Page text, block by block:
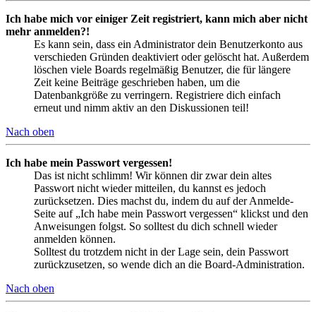
Ich habe mich vor einiger Zeit registriert, kann mich aber nicht
mehr anmelden?!
Es kann sein, dass ein Administrator dein Benutzerkonto aus
verschieden Gründen deaktiviert oder gelöscht hat. Außerdem
löschen viele Boards regelmäßig Benutzer, die für längere
Zeit keine Beiträge geschrieben haben, um die
Datenbankgröße zu verringern. Registriere dich einfach
erneut und nimm aktiv an den Diskussionen teil!
Nach oben
Ich habe mein Passwort vergessen!
Das ist nicht schlimm! Wir können dir zwar dein altes
Passwort nicht wieder mitteilen, du kannst es jedoch
zurücksetzen. Dies machst du, indem du auf der Anmelde-
Seite auf „Ich habe mein Passwort vergessen“ klickst und den
Anweisungen folgst. So solltest du dich schnell wieder
anmelden können.
Solltest du trotzdem nicht in der Lage sein, dein Passwort
zurückzusetzen, so wende dich an die Board-Administration.
Nach oben